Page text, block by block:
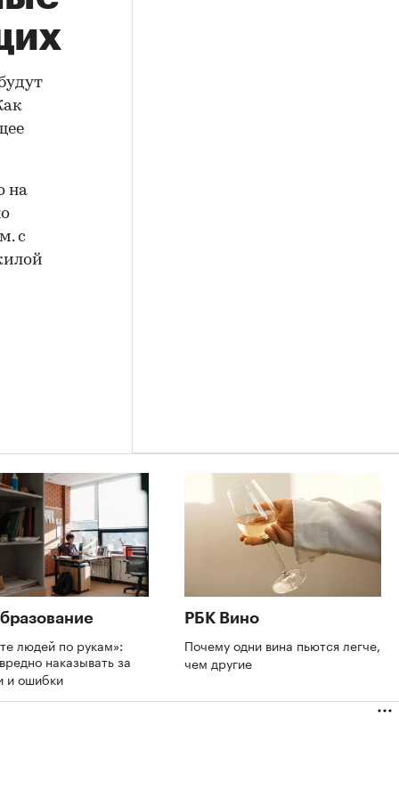
на
с
людей по рукам»:
наказывать за
и ошибки
РБК Вино
Почему одни вина пьются легче,
чем другие